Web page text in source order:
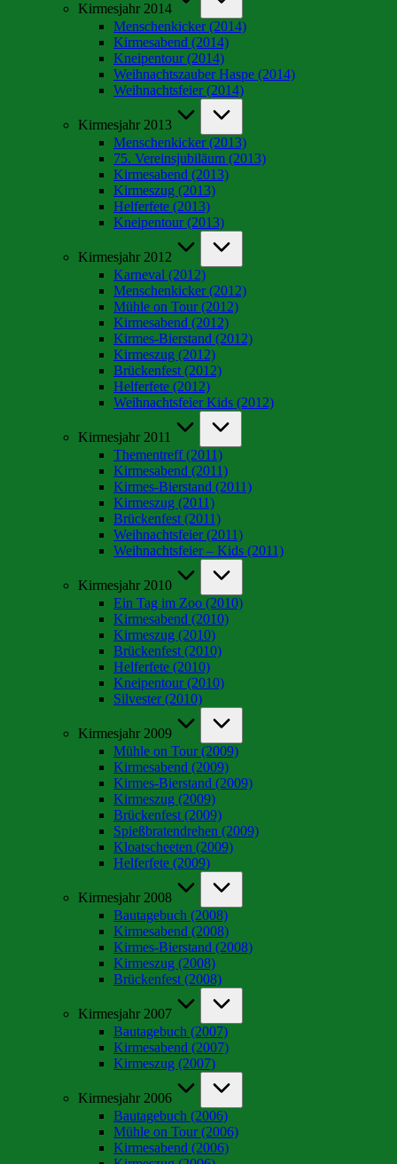
Kirmesjahr 2014
Menschenkicker (2014)
Kirmesabend (2014)
Kneipentour (2014)
Weihnachtszauber Haspe (2014)
Weihnachtsfeier (2014)
Kirmesjahr 2013
Menschenkicker (2013)
75. Vereinsjubiläum (2013)
Kirmesabend (2013)
Kirmeszug (2013)
Helferfete (2013)
Kneipentour (2013)
Kirmesjahr 2012
Karneval (2012)
Menschenkicker (2012)
Mühle on Tour (2012)
Kirmesabend (2012)
Kirmes-Bierstand (2012)
Kirmeszug (2012)
Brückenfest (2012)
Helferfete (2012)
Weihnachtsfeier Kids (2012)
Kirmesjahr 2011
Thementreff (2011)
Kirmesabend (2011)
Kirmes-Bierstand (2011)
Kirmeszug (2011)
Brückenfest (2011)
Weihnachtsfeier (2011)
Weihnachtsfeier – Kids (2011)
Kirmesjahr 2010
Ein Tag im Zoo (2010)
Kirmesabend (2010)
Kirmeszug (2010)
Brückenfest (2010)
Helferfete (2010)
Kneipentour (2010)
Silvester (2010)
Kirmesjahr 2009
Mühle on Tour (2009)
Kirmesabend (2009)
Kirmes-Bierstand (2009)
Kirmeszug (2009)
Brückenfest (2009)
Spießbratendrehen (2009)
Kloatscheeten (2009)
Helferfete (2009)
Kirmesjahr 2008
Bautagebuch (2008)
Kirmesabend (2008)
Kirmes-Bierstand (2008)
Kirmeszug (2008)
Brückenfest (2008)
Kirmesjahr 2007
Bautagebuch (2007)
Kirmesabend (2007)
Kirmeszug (2007)
Kirmesjahr 2006
Bautagebuch (2006)
Mühle on Tour (2006)
Kirmesabend (2006)